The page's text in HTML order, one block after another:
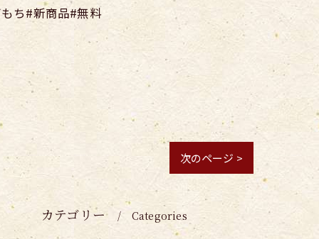
ち#新商品#無料
次のページ >
カテゴリー Categories